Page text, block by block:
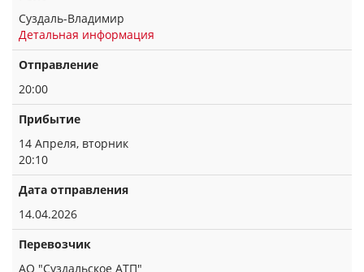
Суздаль-Владимир
Детальная информация
Отправление
20:00
Прибытие
14 Апреля, вторник
20:10
Дата отправления
14.04.2026
Перевозчик
АО "Суздальское АТП"